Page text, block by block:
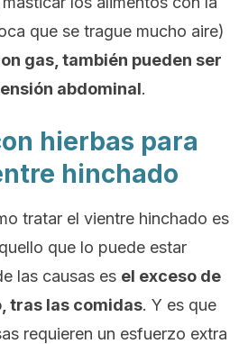
que se trague mucho aire)
gas, también pueden ser
abdominal.
hierbas para
hinchado
tratar el vientre hinchado es
que lo puede estar
las causas es el exceso de
tras las comidas. Y es que
requieren un esfuerzo extra